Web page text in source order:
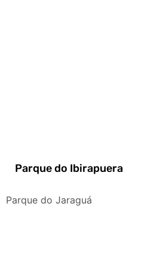
Parque do Ibirapuera
Parque do Jaraguá